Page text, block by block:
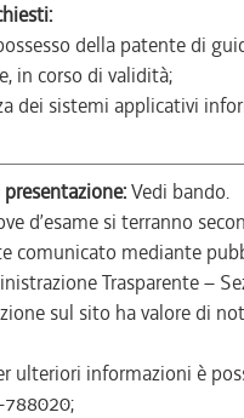
della patente di
in corso di validità;
dei sistemi applicativi
Vedi bando.
d’esame si terranno
comunicato mediante
Trasparente –
sul sito ha valore di
ulteriori informazioni è